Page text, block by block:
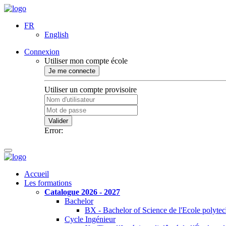
FR
English
Connexion
Utiliser mon compte école
Je me connecte
Utiliser un compte provisoire
Valider
Error:
Accueil
Les formations
Catalogue 2026 - 2027
Bachelor
BX - Bachelor of Science de l'Ecole
Cycle Ingénieur